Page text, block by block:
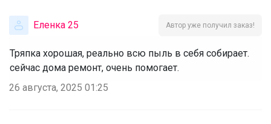
Еленка 25 Автор уже получил заказ!
Тряпка хорошая, реально всю пыль в себя собирает.
сейчас дома ремонт, очень помогает.
26 августа, 2025 01:25